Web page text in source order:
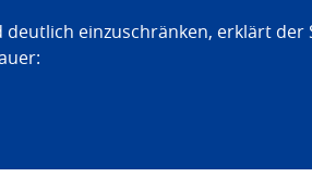
einzuschränken, erklärt der